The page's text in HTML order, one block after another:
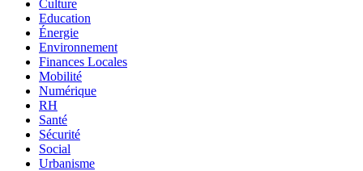
Culture
Education
Énergie
Environnement
Finances Locales
Mobilité
Numérique
RH
Santé
Sécurité
Social
Urbanisme